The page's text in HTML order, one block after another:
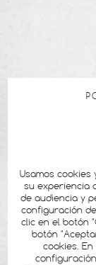
Usamos
su experiencia
de audiencia y
configuración
clic en el botón
botón
cookies.